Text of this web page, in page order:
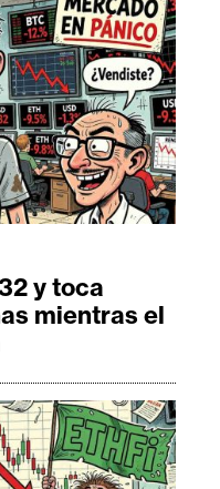
y toca
mientras el